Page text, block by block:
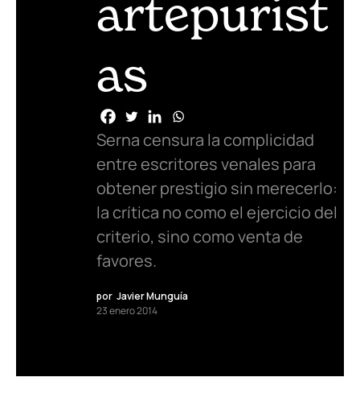
artepurist
as
Serna censura la complicidad
entre escritores venales para
obtener prestigio sin merecerlo:
la crítica no como el ejercicio del
criterio, sino como venta de
favores.
por Javier Munguía
23 enero 2014